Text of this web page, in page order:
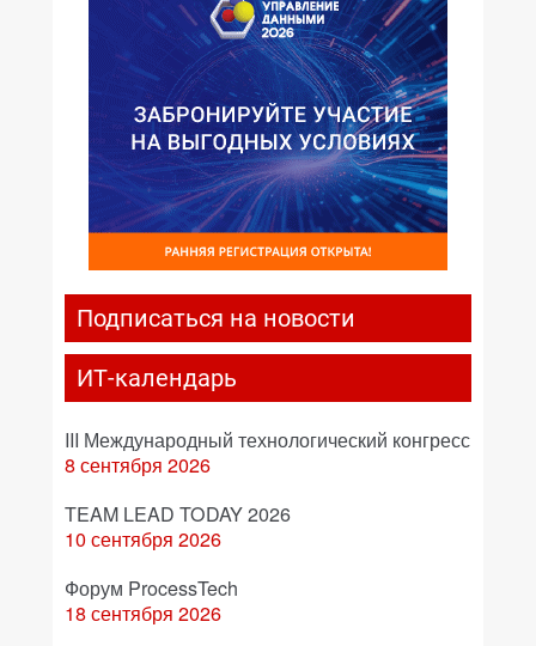
Подписаться на новости
ИТ-календарь
III Международный технологический конгресс
8 сентября 2026
TEAM LEAD TODAY 2026
10 сентября 2026
Форум ProcessTech
18 сентября 2026